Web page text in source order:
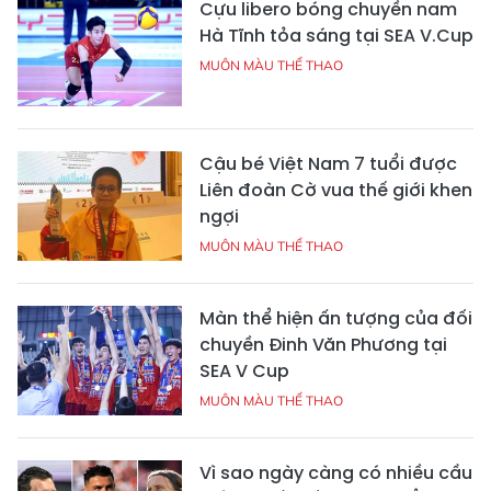
Cựu libero bóng chuyền nam
Hà Tĩnh tỏa sáng tại SEA V.Cup
MUÔN MÀU THỂ THAO
Cậu bé Việt Nam 7 tuổi được
Liên đoàn Cờ vua thế giới khen
ngợi
MUÔN MÀU THỂ THAO
Màn thể hiện ấn tượng của đối
chuyền Đinh Văn Phương tại
SEA V Cup
MUÔN MÀU THỂ THAO
Vì sao ngày càng có nhiều cầu